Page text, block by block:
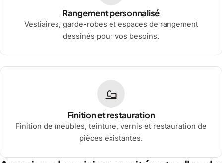
Rangement personnalisé
Vestiaires, garde-robes et espaces de rangement
dessinés pour vos besoins.
Finition et restauration
Finition de meubles, teinture, vernis et restauration de
pièces existantes.